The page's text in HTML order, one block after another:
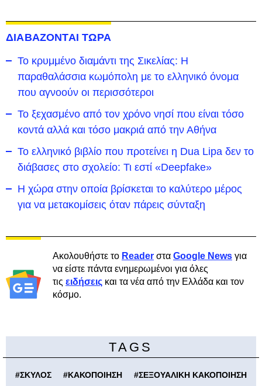
ΔΙΑΒΑΖΟΝΤΑΙ ΤΩΡΑ
Το κρυμμένο διαμάντι της Σικελίας: Η
παραθαλάσσια κωμόπολη με το ελληνικό όνομα
που αγνοούν οι περισσότεροι
To ξεχασμένο από τον χρόνο νησί που είναι τόσο
κοντά αλλά και τόσο μακριά από την Αθήνα
Το ελληνικό βιβλίο που προτείνει η Dua Lipa δεν το
διάβασες στο σχολείο: Τι εστί «Deepfake»
Η χώρα στην οποία βρίσκεται το καλύτερο μέρος
για να μετακομίσεις όταν πάρεις σύνταξη
Ακολουθήστε το Reader στα Google News για
να είστε πάντα ενημερωμένοι για όλες
τις ειδήσεις και τα νέα από την Ελλάδα και τον
κόσμο.
TAGS
#ΣΚΥΛΟΣ #ΚΑΚΟΠΟΙΗΣΗ #ΣΕΞΟΥΑΛΙΚΗ ΚΑΚΟΠΟΙΗΣΗ